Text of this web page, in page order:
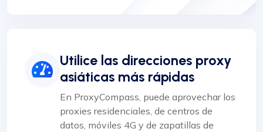
Utilice las direcciones proxy
asiáticas más rápidas
En ProxyCompass, puede aprovechar los
proxies residenciales, de centros de
datos, móviles 4G y de zapatillas de